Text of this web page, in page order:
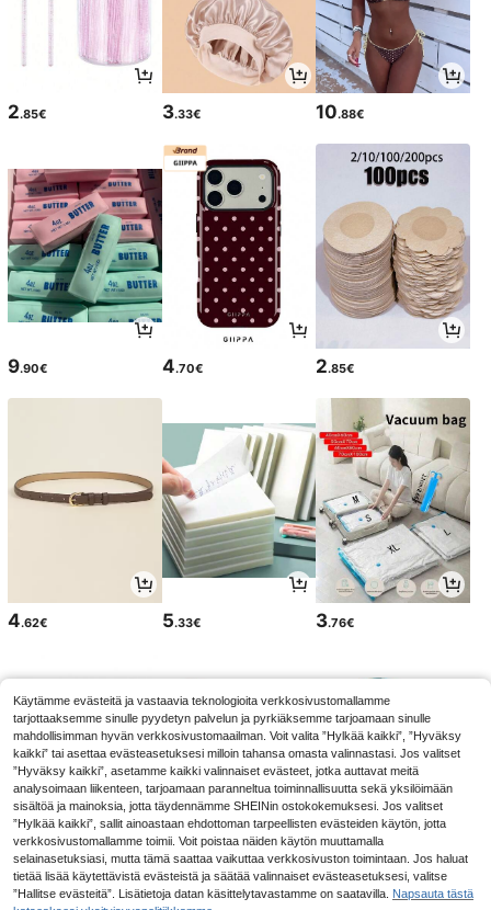
2.85€ 3.33€ 10.88€
9.90€ 4.70€ 2.85€
4.62€ 5.33€ 3.76€
2.85€ 3.57€ 5.03€
Käytämme evästeitä ja vastaavia teknologioita verkkosivustomallamme
tarjottaaksemme sinulle pyydetyn palvelun ja pyrkiäksemme tarjoamaan sinulle
mahdollisimman hyvän verkkosivustomaailman. Voit valita ”Hylkää kaikki”, ”Hyväksy
kaikki” tai asettaa evästeasetuksesi milloin tahansa omasta valinnastasi. Jos valitset
”Hyväksy kaikki”, asetamme kaikki valinnaiset evästeet, jotka auttavat meitä
analysoimaan liikenteen, tarjoamaan paranneltua toiminnallisuutta sekä yksilöimään
sisältöä ja mainoksia, jotta täydennämme SHEINin ostokokemuksesi. Jos valitset
”Hylkää kaikki”, sallit ainoastaan ehdottoman tarpeellisten evästeiden käytön, jotta
verkkosivustomallamme toimii. Voit poistaa näiden käytön muuttamalla
selainasetuksiasi, mutta tämä saattaa vaikuttaa verkkosivuston toimintaan. Jos haluat
tietää lisää käytettävistä evästeistä ja säätää valinnaiset evästeasetuksesi, valitse
”Hallitse evästeitä”. Lisätietoja datan käsittelytavastamme on saatavilla. Napsauta tästä